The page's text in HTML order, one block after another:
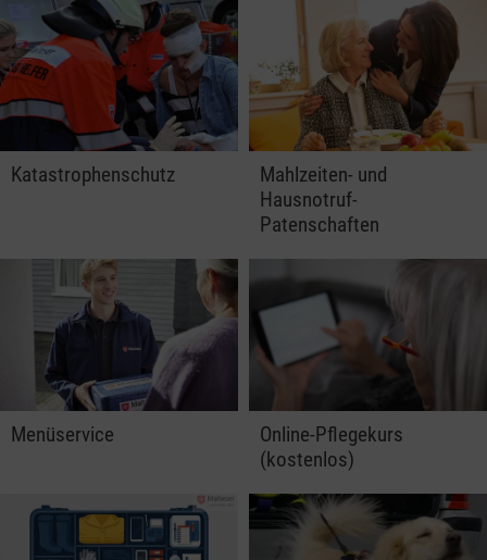
Katastrophenschutz
Mahlzeiten- und
Hausnotruf-
Patenschaften
Menüservice
Online-Pflegekurs
(kostenlos)